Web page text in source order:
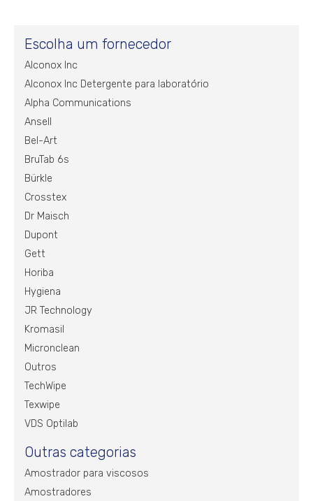
Escolha um fornecedor
Alconox Inc
Alconox Inc Detergente para laboratório
Alpha Communications
Ansell
Bel-Art
BruTab 6s
Bürkle
Crosstex
Dr Maisch
Dupont
Gett
Horiba
Hygiena
JR Technology
Kromasil
Micronclean
Outros
TechWipe
Texwipe
VDS Optilab
Outras categorias
Amostrador para viscosos
Amostradores